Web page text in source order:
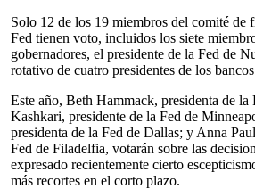
Solo 12 de los 19 miembros del comité de
Fed tienen voto, incluidos los siete
gobernadores, el presidente de la Fed de
rotativo de cuatro presidentes de los
Este año, Beth Hammack, presidenta de
Kashkari, presidente de la Fed de
presidenta de la Fed de Dallas; y Anna
Fed de Filadelfia, votarán sobre las
expresado recientemente cierto
más recortes en el corto plazo.